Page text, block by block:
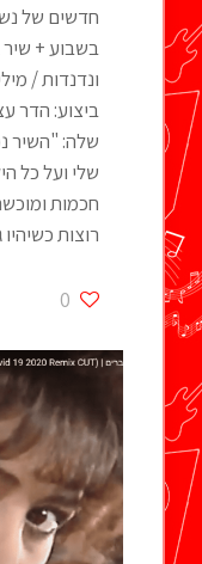
חדשים של
בשבוע + שיר
ונדנדות /
ביצוע: הדר
שלה: "השיר
שלי ועל כל
חכמות
רוצות כשיהיו
0